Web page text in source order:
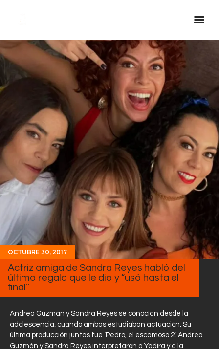
Inicio Real FM
Streaming
En Vivo
Descarga La APP
Programas
Noticias
Equipo
Sobre Nosotros
Contactos
OCTUBRE 30, 2017
Actriz amiga de Sandra Reyes habló del
último regalo que le dio y “usó hasta el
final”
Andrea Guzmán y Sandra Reyes se conocían desde la
adolescencia, cuando ambas estudiaban actuación. Su
última producción juntas fue ‘Pedro, el escamoso 2’. Andrea
Guzmán y Sandra Reyes interpretaron a Yadira y a la